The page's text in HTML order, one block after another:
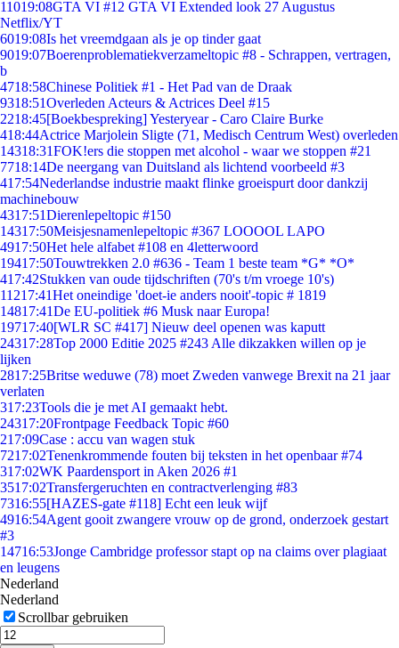
11019:08GTA VI #12 GTA VI Extended look 27 Augustus
Netflix/YT
6019:08Is het vreemdgaan als je op tinder gaat
9019:07Boerenproblematiekverzameltopic #8 - Schrappen, vertragen,
b
4718:58Chinese Politiek #1 - Het Pad van de Draak
9318:51Overleden Acteurs & Actrices Deel #15
2218:45[Boekbespreking] Yesteryear - Caro Claire Burke
418:44Actrice Marjolein Sligte (71, Medisch Centrum West) overleden
14318:31FOK!ers die stoppen met alcohol - waar we stoppen #21
7718:14De neergang van Duitsland als lichtend voorbeeld #3
417:54Nederlandse industrie maakt flinke groeispurt door dankzij
machinebouw
4317:51Dierenlepeltopic #150
14317:50Meisjesnamenlepeltopic #367 LOOOOL LAPO
4917:50Het hele alfabet #108 en 4letterwoord
19417:50Touwtrekken 2.0 #636 - Team 1 beste team *G* *O*
417:42Stukken van oude tijdschriften (70's t/m vroege 10's)
11217:41Het oneindige 'doet-ie anders nooit'-topic # 1819
14817:41De EU-politiek #6 Musk naar Europa!
19717:40[WLR SC #417] Nieuw deel openen was kaputt
24317:28Top 2000 Editie 2025 #243 Alle dikzakken willen op je
lijken
2817:25Britse weduwe (78) moet Zweden vanwege Brexit na 21 jaar
verlaten
317:23Tools die je met AI gemaakt hebt.
24317:20Frontpage Feedback Topic #60
217:09Case : accu van wagen stuk
7217:02Tenenkrommende fouten bij teksten in het openbaar #74
317:02WK Paardensport in Aken 2026 #1
3517:02Transfergeruchten en contractverlenging #83
7316:55[HAZES-gate #118] Echt een leuk wijf
4916:54Agent gooit zwangere vrouw op de grond, onderzoek gestart
#3
14716:53Jonge Cambridge professor stapt op na claims over plagiaat
en leugens
Nederland
Nederland
Scrollbar gebruiken